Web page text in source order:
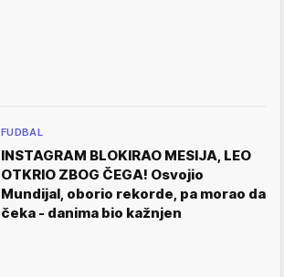
FUDBAL
INSTAGRAM BLOKIRAO MESIJA, LEO
OTKRIO ZBOG ČEGA! Osvojio
Mundijal, oborio rekorde, pa morao da
čeka - danima bio kažnjen